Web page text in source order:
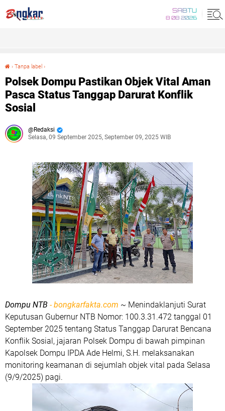
SABTU
8 08 2026
› Tanpa label ›
Polsek Dompu Pastikan Objek Vital Aman
Pasca Status Tanggap Darurat Konflik
Sosial
Redaksi
Selasa, 09 September 2025, September 09, 2025 WIB
Dompu NTB - bongkarfakta.com ~ Menindaklanjuti Surat
Keputusan Gubernur NTB Nomor: 100.3.31.472 tanggal 01
September 2025 tentang Status Tanggap Darurat Bencana
Konflik Sosial, jajaran Polsek Dompu di bawah pimpinan
Kapolsek Dompu IPDA Ade Helmi, S.H. melaksanakan
monitoring keamanan di sejumlah objek vital pada Selasa
(9/9/2025) pagi.